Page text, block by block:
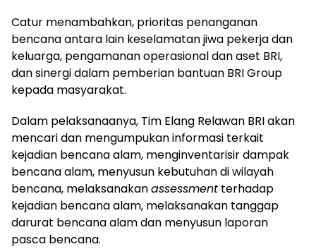
Catur menambahkan, prioritas penanganan
bencana antara lain keselamatan jiwa pekerja dan
keluarga, pengamanan operasional dan aset BRI,
dan sinergi dalam pemberian bantuan BRI Group
kepada masyarakat.
Dalam pelaksanaanya, Tim Elang Relawan BRI akan
mencari dan mengumpukan informasi terkait
kejadian bencana alam, menginventarisir dampak
bencana alam, menyusun kebutuhan di wilayah
bencana, melaksanakanassessment terhadap
kejadian bencana alam, melaksanakan tanggap
darurat bencana alam dan menyusun laporan
pasca bencana.